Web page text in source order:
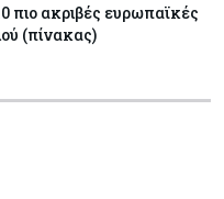
πιο ακριβές ευρωπαϊκές
(πίνακας)
08-08-2026
την Ευρώπη, αλλά οι